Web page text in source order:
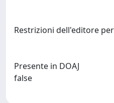
Restrizioni dell'editore per
Presente in DOAJ